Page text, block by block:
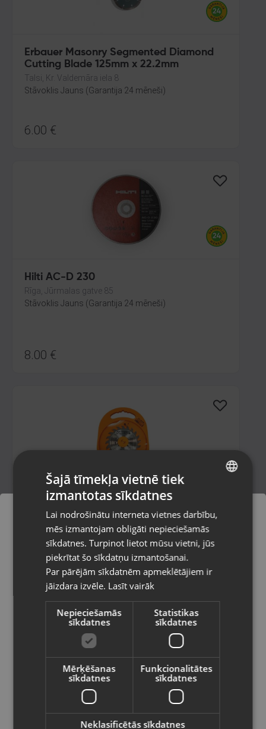
Erbauer Masonry Segmented Diamond
Cutting Blade 125mm x 22.2mm
Talsi, Kr. Valdemāra iela 8
Stāvoklis Jauns (Garantija 24 mēneši)
6.00 €
Hilti AC-D 230
Rīga, Jūrmalas gatve 85
Stāvoklis Jauns (Garantija 24 mēneši)
8.00 €
CMT Orange Tools 291.140.20H
Rēzekne, Atbrīvošanas aleja 119
Stāvoklis Jauns (Garantija 24 mēneši)
12.00€
flexOvit 30S-BF41
Pasūtījumi tiks piegādāti uz
izvēlēto valsti
Vietnes saturs būs attēlots izvēlētajā
valodā
Valsts
Latviešu / Latvian
RUSSIAN
Šajā tīmekļa vietnē tiek
izmantotas sīkdatnes
Lai nodrošinātu interneta vietnes darbību,
mēs izmantojam obligāti nepieciešamās
sīkdatnes. Turpinot lietot mūsu vietni, jūs
piekrītat šo sīkdatņu izmantošanai.
Par pārējām sīkdatnēm apmeklētājiem ir
jāizdara izvēle. Lasīt vairāk
Nepieciešamās
sīkdatnes
Statistikas
sīkdatnes
Mērķēšanas
sīkdatnes
Funkcionalitātes
sīkdatnes
Neklasificētās sīkdatnes